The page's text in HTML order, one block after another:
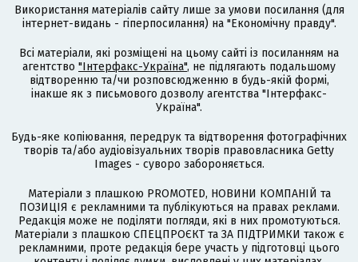
Використання матеріалів сайту лише за умови посилання (для
інтернет-видань - гіперпосилання) на "Економічну правду".
Всі матеріали, які розміщені на цьому сайті із посиланням на
агентство "Інтерфакс-Україна", не підлягають подальшому
відтворенню та/чи розповсюдженню в будь-якій формі,
інакше як з письмового дозволу агентства "Інтерфакс-
Україна".
Будь-яке копіювання, передрук та відтворення фотографічних
творів та/або аудіовізуальних творів правовласника Getty
Images - суворо забороняється.
Матеріали з плашкою PROMOTED, НОВИНИ КОМПАНІЙ та
ПОЗИЦІЯ є рекламними та публікуються на правах реклами.
Редакція може не поділяти погляди, які в них промотуються.
Матеріали з плашкою СПЕЦПРОЄКТ та ЗА ПІДТРИМКИ також є
рекламними, проте редакція бере участь у підготовці цього